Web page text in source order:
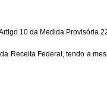
10 da Medida Provisória
Receita Federal, tendo a